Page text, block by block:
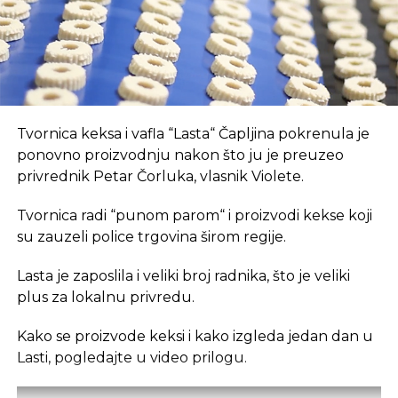
REKLAMA
U coworking prostoru, radnici su okruženi sličnim
profesionalcima, što potiče produktivnost i radnu
atmosferu koju je teško postići u kućnom
Dodatna prednost coworkinga je umrežavanje i
prostoru omogućava razmjenu ideja, kontakata i
suradnji, čime coworking prostor postaje inkubator
Također, prisutnost digitalnih nomada u coworking
Tvornica keksa i vafla “Lasta“ Čapljina pokrenula je
ponovno proizvodnju nakon što ju je preuzeo
privrednik Petar Čorluka, vlasnik Violete.
Tvornica radi “punom parom“ i proizvodi kekse koji
su zauzeli police trgovina širom regije.
Lasta je zaposlila i veliki broj radnika, što je veliki
plus za lokalnu privredu.
Kako se proizvode keksi i kako izgleda jedan dan u
Lasti, pogledajte u video prilogu.